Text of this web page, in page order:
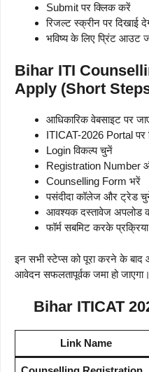
Submit पर क्लिक करें
रिजल्ट स्क्रीन पर दिखाई
भविष्य के लिए प्रिंट आउट
Bihar ITI
Apply (Short
आधिकारिक वेबसाइट पर
ITICAT-2026 Portal
Login विकल्प चुनें
Registration Number
Counselling Form भरें
पसंदीदा कॉलेज और ट्रेड
आवश्यक दस्तावेज अपलोड
फॉर्म सबमिट करके
इन सभी स्टेप्स को पूरा करने के
आवेदन सफलतापूर्वक जमा हो जाएगा।
Bihar ITICAT
Link Name